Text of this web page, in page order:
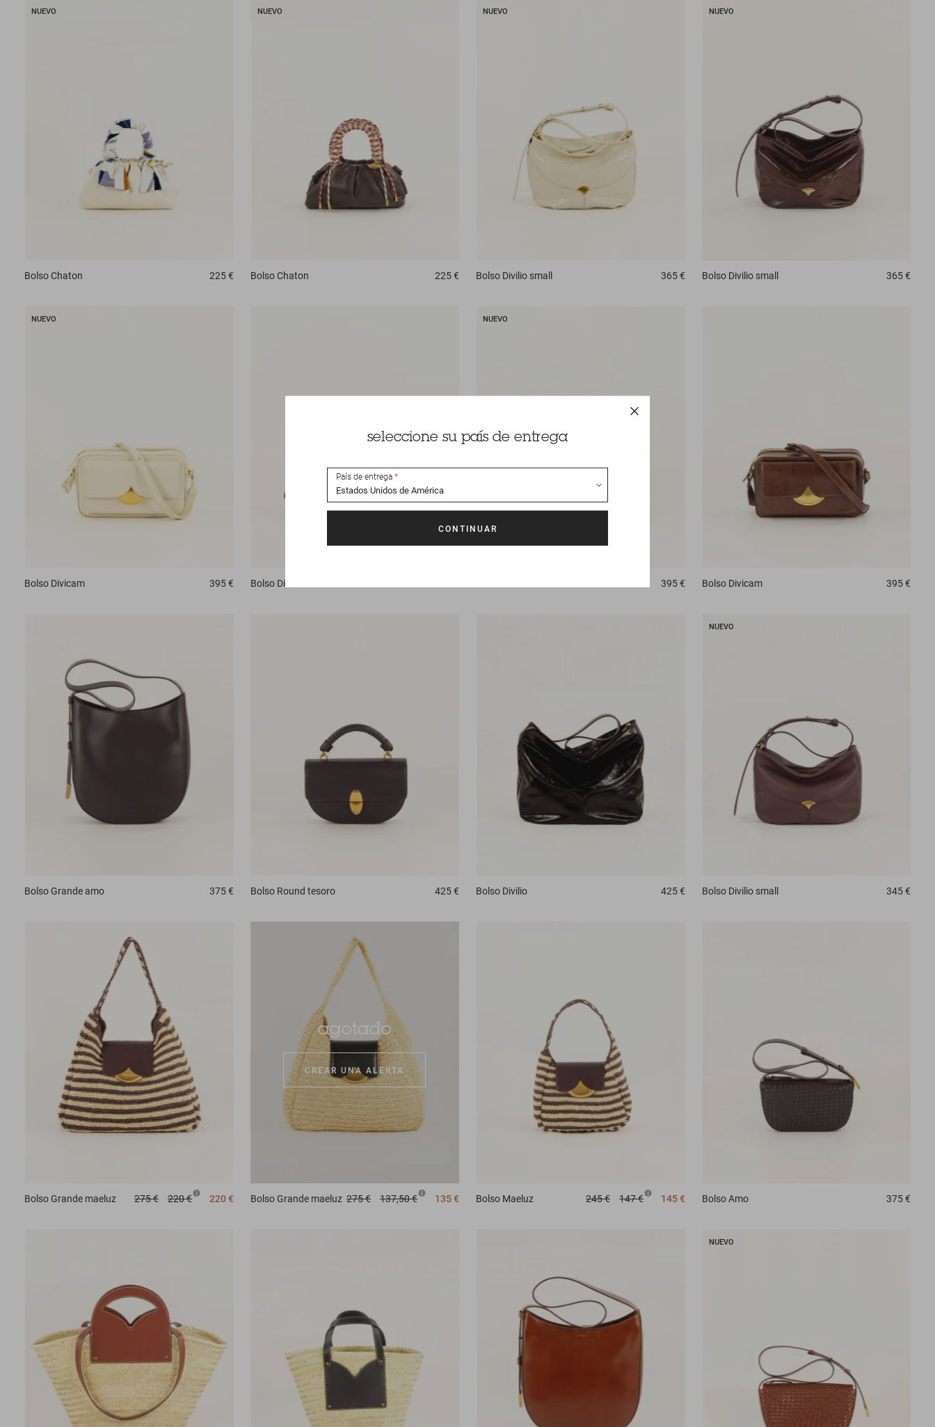
NUEVO
BolsoChaton 225 €
NUEVO
Bolso Chaton 225 €
NUEVO
Bolso Divilio small 365 €
NUEVO
Bolso Divilio small 365 €
NUEVO
Bolso Divicam 395 € Bolso Divicam
NUEVO
395 € Bolso Divicam 395 €
Bolso Grande amo 375 € Bolso Round tesoro 425 € Bolso Divilio 425 €
NUEVO
Bolso Divilio small 345 €
Bolso Grande maeluz 275 € 220 € 220 €
agotado
CREAR UNA ALERTA
Bolso Grande maeluz 275 € 137,50 € 135 € Bolso Maeluz 245 € 147 € 145 € Bolso Amo 375 €
NUEVO
seleccione su país de entrega
País de entrega